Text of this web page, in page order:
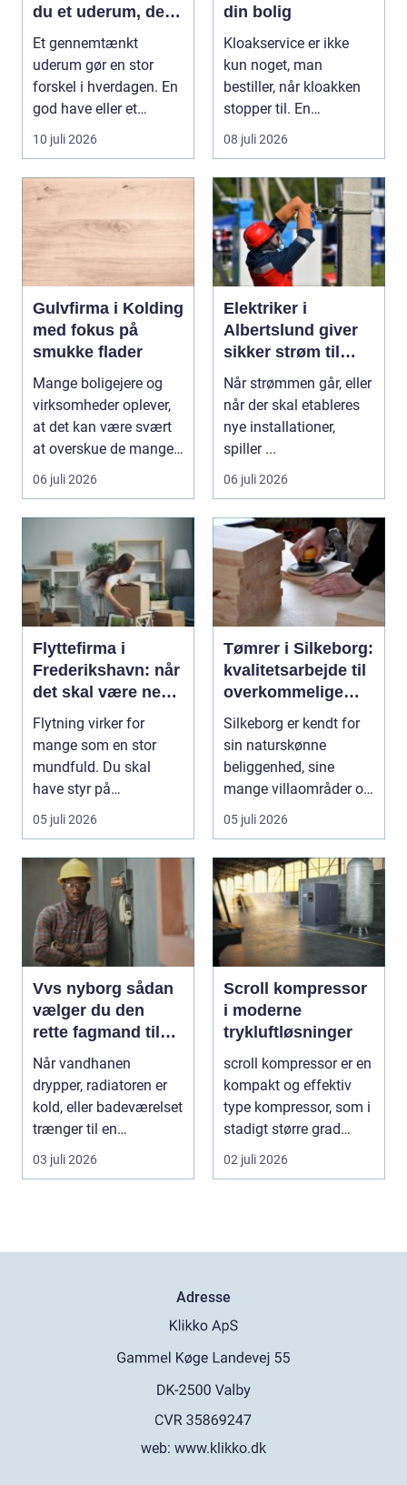
du et uderum, der
holder i mange år
Et gennemtænkt
uderum gør en stor
forskel i hverdagen. En
god have eller et
velplejet fællesareal
gi...
10 juli 2026
din bolig
Kloakservice er ikke
kun noget, man
bestiller, når kloakken
stopper til. En
systematisk gennem...
08 juli 2026
Gulvfirma i Kolding
med fokus på
smukke flader
Mange boligejere og
virksomheder oplever,
at det kan være svært
at overskue de mange
gul...
06 juli 2026
Elektriker i
Albertslund giver
sikker strøm til
danske boliger
Når strømmen går, eller
når der skal etableres
nye installationer,
spiller ...
06 juli 2026
Flyttefirma i
Frederikshavn: når
det skal være nemt
at komme videre
Flytning virker for
mange som en stor
mundfuld. Du skal
have styr på
nedpakning, tunge
l&oslas...
05 juli 2026
Tømrer i Silkeborg:
kvalitetsarbejde til
overkommelige
priser
Silkeborg er kendt for
sin naturskønne
beliggenhed, sine
mange villaområder og
en bland...
05 juli 2026
Vvs nyborg sådan
vælger du den
rette fagmand til
opgaven
Når vandhanen
drypper, radiatoren er
kold, eller badeværelset
trænger til en
gennemgribende
renoveri...
03 juli 2026
Scroll kompressor
i moderne
trykluftløsninger
scroll kompressor er en
kompakt og effektiv
type kompressor, som i
stadigt større grad
vælges til an...
02 juli 2026
Adresse
web: www.klikko.dk